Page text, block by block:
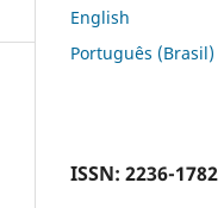
English
Português (Brasil)
ISSN: 2236-1782